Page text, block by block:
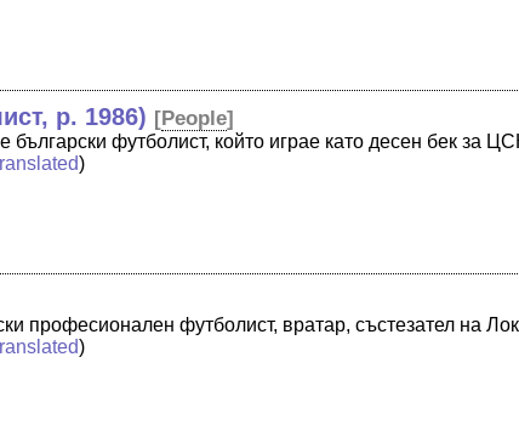
р. 1986) [People]
футболист, който играе като десен бек за
)
професионален футболист, вратар, състезател на
)